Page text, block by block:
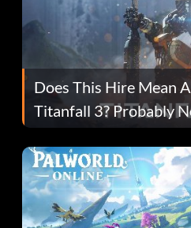
Does This Hire Mean
Titanfall 3? Probably
Fans Are Hopeful